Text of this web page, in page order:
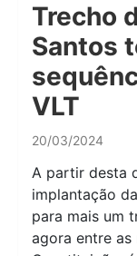
Trecho
Santos
VLT
20/03/2024
A partir desta
implantação
para mais um
agora entre as